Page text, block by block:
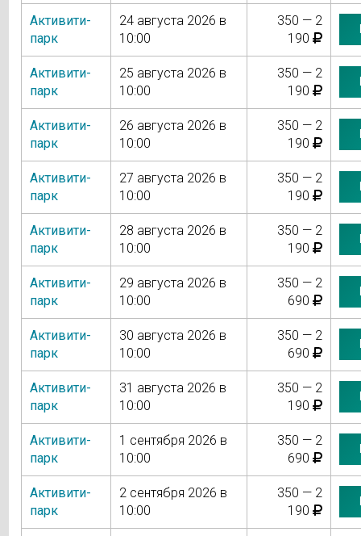
Активити-
парк
24 августа 2026 в
10:00
350 — 2
190
Активити-
парк
25 августа 2026 в
10:00
350 — 2
190
Активити-
парк
26 августа 2026 в
10:00
350 — 2
190
Активити-
парк
27 августа 2026 в
10:00
350 — 2
190
Активити-
парк
28 августа 2026 в
10:00
350 — 2
190
Активити-
парк
29 августа 2026 в
10:00
350 — 2
690
Активити-
парк
30 августа 2026 в
10:00
350 — 2
690
Активити-
парк
31 августа 2026 в
10:00
350 — 2
190
Активити-
парк
1 сентября 2026 в
10:00
350 — 2
690
Активити-
парк
2 сентября 2026 в
10:00
350 — 2
190